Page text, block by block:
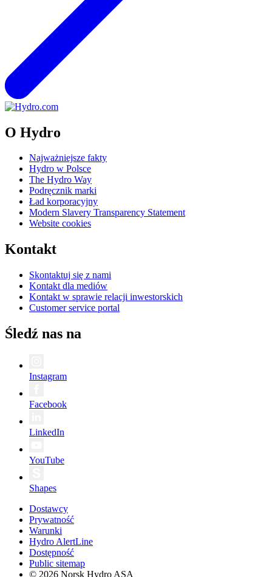
O Hydro
Najważniejsze fakty
Hydro w Polsce
The Hydro Way
Podręcznik marki
Ład korporacyjny
Modern Slavery Transparency Statement
Website cookies
Kontakt
Skontaktuj się z nami
Kontakt dla mediów
Kontakt w sprawie relacji inwestorskich
Customer service portal
Śledź nas na
Instagram
Facebook
LinkedIn
YouTube
Shapes
Dostawcy
Prywatność
Warunki
Hydro AlertLine
Dostępność
Public sitemap
© 2026 Norsk Hydro ASA